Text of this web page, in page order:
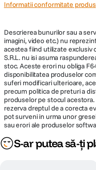
Informatii conformitate produs
Descrierea bunurilor sau a
imagini, video etc.) nu
acestea fiind utilizate exclusiv
S.R.L. nu isi asuma
stoc. Aceste erori nu obliga
disponibilitatea produselor
suferi modificari ulterioare,
precum politica de preturi a
produselor pe stocul acestora.
rezerva dreptul de a corecta
pot surveni in urma unor
sau erori ale produselor
S-ar putea să-ți